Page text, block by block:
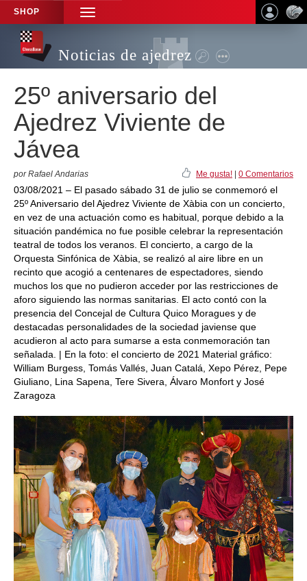
SHOP
TOGGLE
NAVIGATION
Noticias de ajedrez
25º aniversario del
Ajedrez Viviente de
Jávea
por Rafael Andarias Me gusta! 0 Comentarios
03/08/2021 – El pasado sábado 31 de julio se conmemoró el
25º Aniversario del Ajedrez Viviente de Xàbia con un concierto,
en vez de una actuación como es habitual, porque debido a la
situación pandémica no fue posible celebrar la representación
teatral de todos los veranos. El concierto, a cargo de la
Orquesta Sinfónica de Xàbia, se realizó al aire libre en un
recinto que acogió a centenares de espectadores, siendo
muchos los que no pudieron acceder por las restricciones de
aforo siguiendo las normas sanitarias. El acto contó con la
presencia del Concejal de Cultura Quico Moragues y de
destacadas personalidades de la sociedad javiense que
acudieron al acto para sumarse a esta conmemoración tan
señalada. | En la foto: el concierto de 2021 Material gráfico:
William Burgess, Tomás Vallés, Juan Catalá, Xepo Pérez, Pepe
Giuliano, Lina Sapena, Tere Sivera, Álvaro Monfort y José
Zaragoza